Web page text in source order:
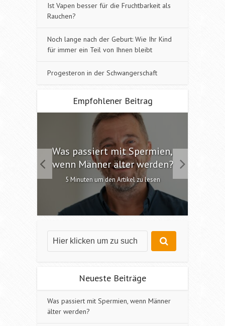
Ist Vapen besser für die Fruchtbarkeit als
Rauchen?
Noch lange nach der Geburt: Wie Ihr Kind
für immer ein Teil von Ihnen bleibt
Progesteron in der Schwangerschaft
Empfohlener Beitrag
Was passiert mit Spermien,
wenn Männer älter werden?
5 Minuten um den Artikel zu lesen
Neueste Beiträge
Was passiert mit Spermien, wenn Männer
älter werden?